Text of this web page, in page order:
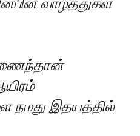
நமது இதயத்தில்